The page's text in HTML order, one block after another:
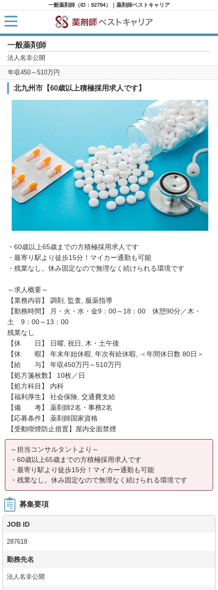
一般薬剤師（ID：92794）｜薬剤師ベストキャリア
一般薬剤師
法人名非公開
年収450～510万円
北九州市【60歳以上積極採用求人です】
・60歳以上65歳までの方積極採用求人です
・最寄り駅より徒歩15分！マイカー通勤も可能
・残業なし。休み固定なので無理なく続けられる環境です
～求人概要～
【業務内容】 調剤, 監査, 服薬指導
【勤務時間】 月・火・水・金9：00～18：00 休憩90分／木・
土 9：00～13：00
残業なし
【休 日】 日曜, 祝日, 木・土午後
【休 暇】 年末年始休暇, 年次有給休暇, ＜年間休日数 80日＞
【給 与】 年収450万円～510万円
【処方箋枚数】 10枚／日
【処方科目】 内科
【福利厚生】 社会保険, 交通費支給
【備 考】 薬剤師2名・事務2名
【応募条件】 薬剤師国家資格
【受動喫煙防止措置】屋内全面禁煙
～担当コンサルタントより～
・60歳以上65歳までの方積極採用求人です
・最寄り駅より徒歩15分！マイカー通勤も可能
・残業なし。休み固定なので無理なく続けられる環境です
募集要項
JOB ID
287618
勤務先名
法人名非公開
HOME
求人検索
新着求人
求人ランキング
キャリアアドバイザー紹介
コラム